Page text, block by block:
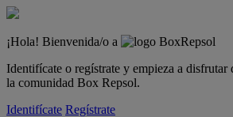
¡Hola! Bienvenida/o a
Identifícate o regístrate y empieza a disfrutar
la comunidad Box Repsol.
Identifícate Regístrate